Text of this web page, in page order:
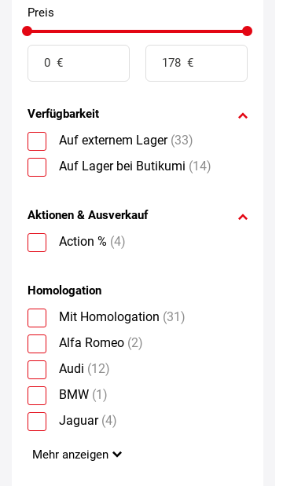
Preis
Verfügbarkeit
Auf externem Lager (33)
Auf Lager bei Butikumi (14)
Aktionen & Ausverkauf
Action % (4)
Homologation
Mit Homologation (31)
Alfa Romeo (2)
Audi (12)
BMW (1)
Jaguar (4)
Mehr anzeigen